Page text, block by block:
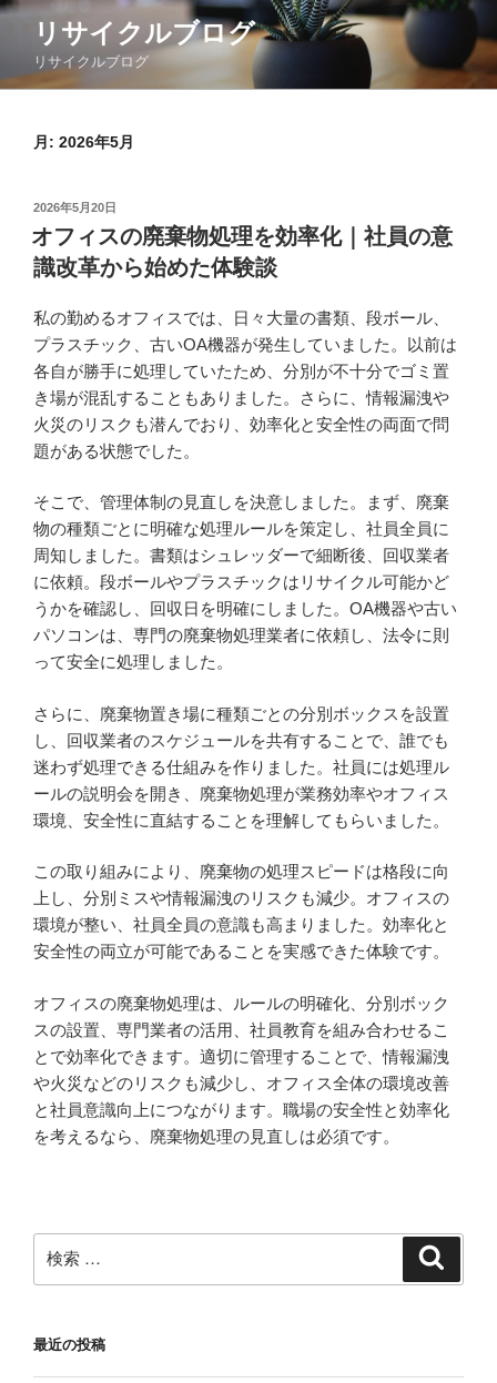
コ
ン
リサイクルブログ
リサイクルブログ
月: 2026年5月
投
稿
日:
2026年5月20日
オフィスの廃棄物処理を効率化｜社員の意
識改革から始めた体験談
私の勤めるオフィスでは、日々大量の書類、段ボール、
プラスチック、古いOA機器が発生していました。以前は
各自が勝手に処理していたため、分別が不十分でゴミ置
き場が混乱することもありました。さらに、情報漏洩や
火災のリスクも潜んでおり、効率化と安全性の両面で問
題がある状態でした。
そこで、管理体制の見直しを決意しました。まず、廃棄
物の種類ごとに明確な処理ルールを策定し、社員全員に
周知しました。書類はシュレッダーで細断後、回収業者
に依頼。段ボールやプラスチックはリサイクル可能かど
うかを確認し、回収日を明確にしました。OA機器や古い
パソコンは、専門の廃棄物処理業者に依頼し、法令に則
って安全に処理しました。
さらに、廃棄物置き場に種類ごとの分別ボックスを設置
し、回収業者のスケジュールを共有することで、誰でも
迷わず処理できる仕組みを作りました。社員には処理ル
ールの説明会を開き、廃棄物処理が業務効率やオフィス
環境、安全性に直結することを理解してもらいました。
この取り組みにより、廃棄物の処理スピードは格段に向
上し、分別ミスや情報漏洩のリスクも減少。オフィスの
環境が整い、社員全員の意識も高まりました。効率化と
安全性の両立が可能であることを実感できた体験です。
オフィスの廃棄物処理は、ルールの明確化、分別ボック
スの設置、専門業者の活用、社員教育を組み合わせるこ
とで効率化できます。適切に管理することで、情報漏洩
や火災などのリスクも減少し、オフィス全体の環境改善
と社員意識向上につながります。職場の安全性と効率化
を考えるなら、廃棄物処理の見直しは必須です。
索:
最近の投稿